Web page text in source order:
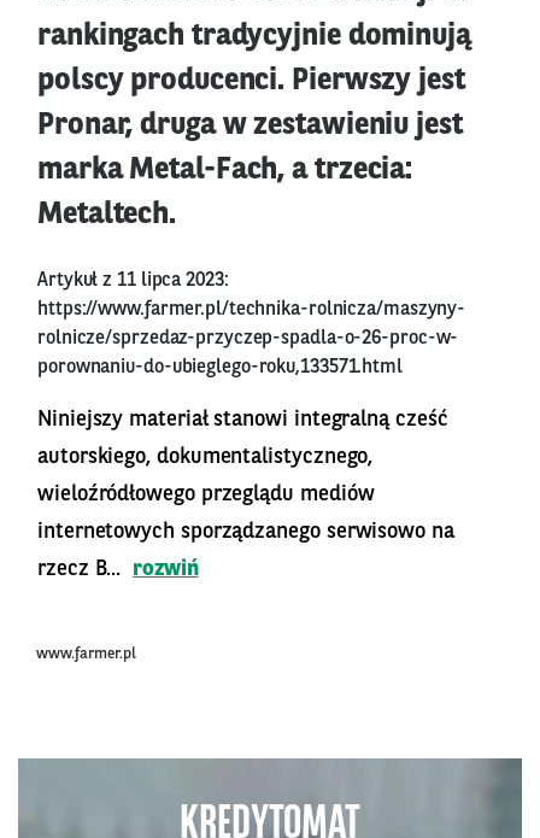
rankingach tradycyjnie dominują
polscy producenci. Pierwszy jest
Pronar, druga w zestawieniu jest
marka Metal-Fach, a trzecia:
Metaltech.
Artykuł z 11 lipca 2023:
https://www.farmer.pl/technika-rolnicza/maszyny-
rolnicze/sprzedaz-przyczep-spadla-o-26-proc-w-
porownaniu-do-ubieglego-roku,133571.html
Niniejszy materiał stanowi integralną cześć
autorskiego, dokumentalistycznego,
wieloźródłowego przeglądu mediów
internetowych sporządzanego serwisowo na
rzecz B...
rozwiń
www.farmer.pl
KREDYTOMAT